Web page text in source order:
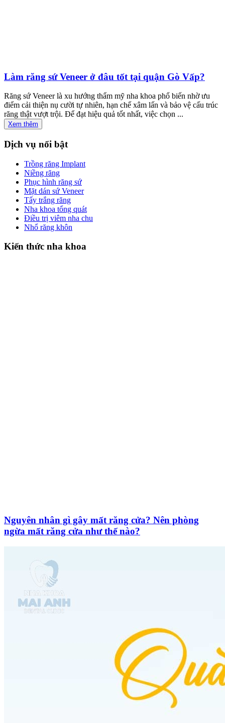
Làm răng sứ Veneer ở đâu tốt tại quận Gò Vấp?
Răng sứ Veneer là xu hướng thẩm mỹ nha khoa phổ biến nhờ ưu
điểm cải thiện nụ cười tự nhiên, hạn chế xâm lấn và bảo vệ cấu trúc
răng thật vượt trội. Để đạt hiệu quả tốt nhất, việc chọn ...
Xem thêm
Dịch vụ nổi bật
Trồng răng Implant
Niềng răng
Phục hình răng sứ
Mặt dán sứ Veneer
Tẩy trắng răng
Nha khoa tổng quát
Điều trị viêm nha chu
Nhổ răng khôn
Kiến thức nha khoa
Nguyên nhân gì gây mất răng cửa? Nên phòng
ngừa mất răng cửa như thế nào?